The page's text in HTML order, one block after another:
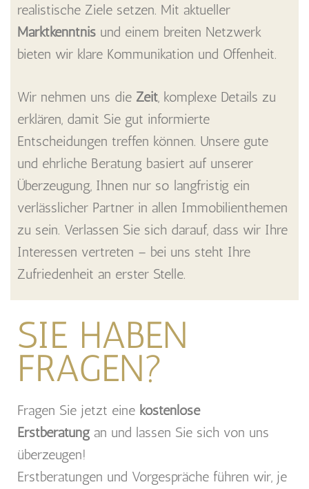
realistische Ziele setzen. Mit aktueller
Marktkenntnis und einem breiten Netzwerk
bieten wir klare Kommunikation und Offenheit.
Wir nehmen uns die Zeit, komplexe Details zu
erklären, damit Sie gut informierte
Entscheidungen treffen können. Unsere gute
und ehrliche Beratung basiert auf unserer
Überzeugung, Ihnen nur so langfristig ein
verlässlicher Partner in allen Immobilienthemen
zu sein. Verlassen Sie sich darauf, dass wir Ihre
Interessen vertreten – bei uns steht Ihre
Zufriedenheit an erster Stelle.
SIE HABEN
FRAGEN?
Fragen Sie jetzt eine kostenlose
Erstberatungan und lassen Sie sich von uns
überzeugen!
Erstberatungen und Vorgespräche führen wir, je